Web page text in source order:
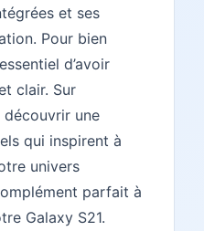
et ses
Pour bien
d’avoir
clair. Sur
une
qui inspirent à
univers
parfait à
Galaxy S21.